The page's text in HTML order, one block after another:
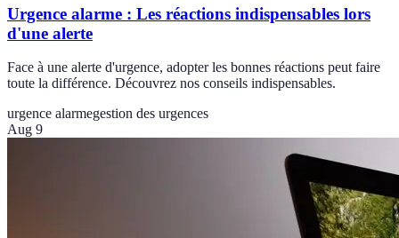
Urgence alarme : Les réactions indispensables lors
d'une alerte
Face à une alerte d'urgence, adopter les bonnes réactions peut faire
toute la différence. Découvrez nos conseils indispensables.
urgence alarmegestion des urgences
Aug 9